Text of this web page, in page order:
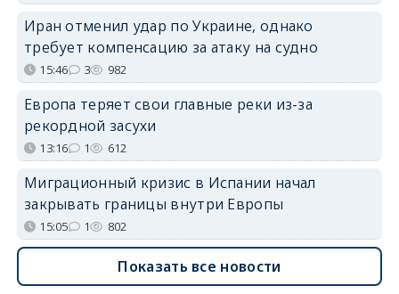
Иран отменил удар по Украине, однако
требует компенсацию за атаку на судно
15:46 3 982
Европа теряет свои главные реки из-за
рекордной засухи
13:16 1 612
Миграционный кризис в Испании начал
закрывать границы внутри Европы
15:05 1 802
Показать все новости